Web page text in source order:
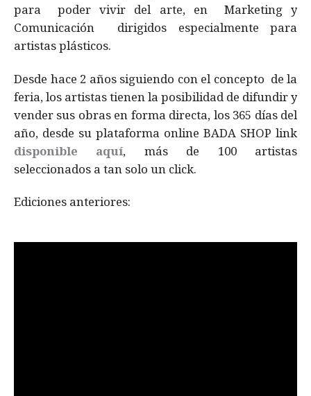
para poder vivir del arte, en Marketing y
Comunicación dirigidos especialmente para
artistas plásticos.
Desde hace 2 años siguiendo con el concepto de la
feria, los artistas tienen la posibilidad de difundir y
vender sus obras en forma directa, los 365 días del
año, desde su plataforma online BADA SHOP link
disponible aquí, más de 100 artistas
seleccionados a tan solo un click.
Ediciones anteriores: